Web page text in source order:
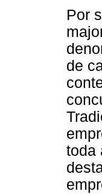
Por
de
toda